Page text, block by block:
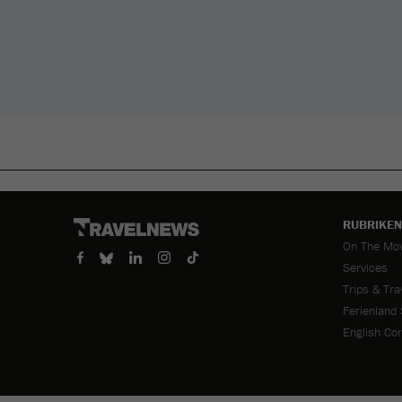
RUBRIKEN
Navigation
On The
Services
Trips &
Ferienland
English